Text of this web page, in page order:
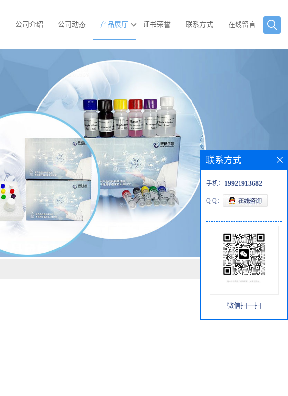
公司介绍 公司动态 产品展厅 证书荣誉 联系方式 在线留言
联系方式
手机： 19921913682
Q Q：
微信扫一扫